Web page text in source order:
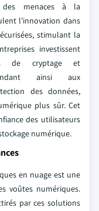
menaces à la
l'innovation dans
stimulant la
investissent
de cryptage et
ainsi aux
des données,
plus sûr. Cet
des utilisateurs
numérique.
en nuage est une
voûtes numériques.
par ces solutions